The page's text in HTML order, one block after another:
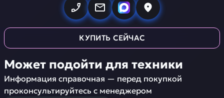
КУПИТЬ СЕЙЧАС
Может подойти для техники
Информация справочная — перед покупкой
проконсультируйтесь с менеджером